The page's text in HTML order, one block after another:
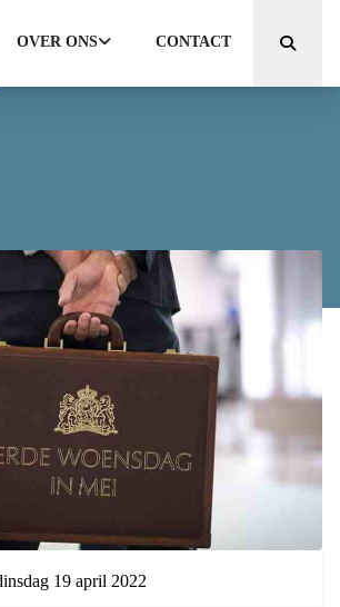
OVER ONS CONTACT
Zoeken
19 april 2022